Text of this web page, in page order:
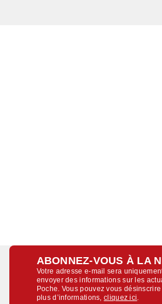
ABONNEZ-VOUS À LA
Votre adresse e-mail sera
envoyer des informations sur les
Poche. Vous pouvez vous
plus d’informations,cliquez ici